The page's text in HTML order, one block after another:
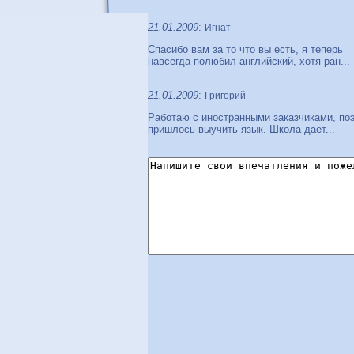
21.01.2009: Игнат
Спасибо вам за то что вы есть, я теперь
навсегда полюбил английский, хотя ран...
21.01.2009: Григорий
Работаю с иностранными заказчиками,
пришлось выучить язык. Школа дает...